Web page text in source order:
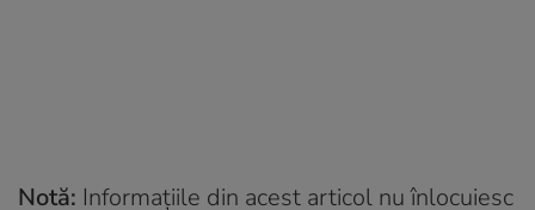
Notă: Informațiile din acest articol nu înlocuiesc